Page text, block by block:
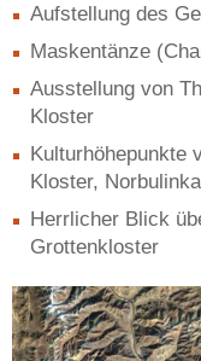
Aufstellung des
Maskentänze
Ausstellung von
Kloster
Kulturhöhepunkte
Kloster,
Herrlicher Blick
Grottenkloster